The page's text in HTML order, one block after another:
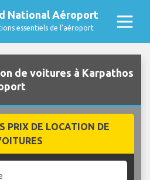
National Aéroport
essentiels de l’aéroport
de voitures à Karpathos
PRIX DE LOCATION DE